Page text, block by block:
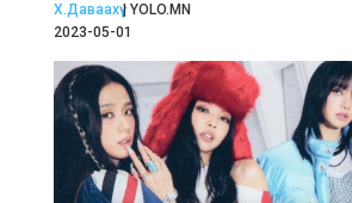
Х.Даваахүү| YOLO.MN
2023-05-01